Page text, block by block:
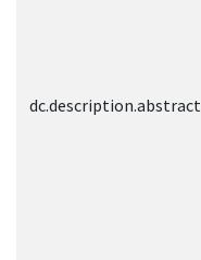
dc.description.abstract